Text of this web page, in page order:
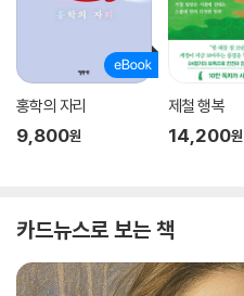
홍학의 자리
9,800원
제철 행복
14,200원
카드뉴스로 보는 책